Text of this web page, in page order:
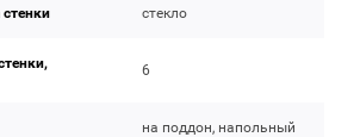
стекло
6
на поддон, напольный